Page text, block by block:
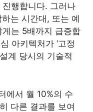
행합니다. 그러나
는 시간대, 또는 예
는 5배까지 급증합
아키텍처가 ‘고정
계 당시의 기술적
에서 월 10%의 수
다른 결과를 보여